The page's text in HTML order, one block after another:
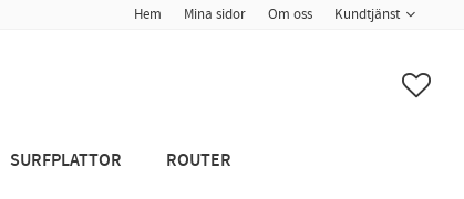
Hem Mina sidor Om oss Kundtjänst
SURFPLATTOR ROUTER